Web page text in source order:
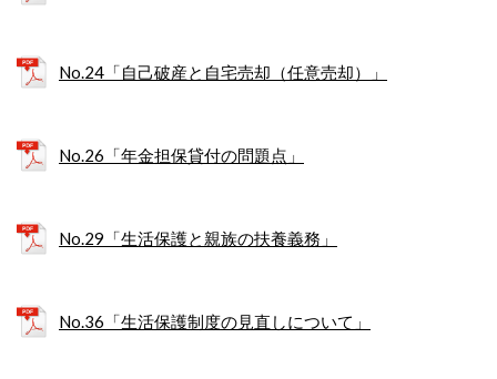
No.24「自己破産と自宅売却（任意売却）」
No.26「年金担保貸付の問題点」
No.29「生活保護と親族の扶養義務」
No.36「生活保護制度の見直しについて」